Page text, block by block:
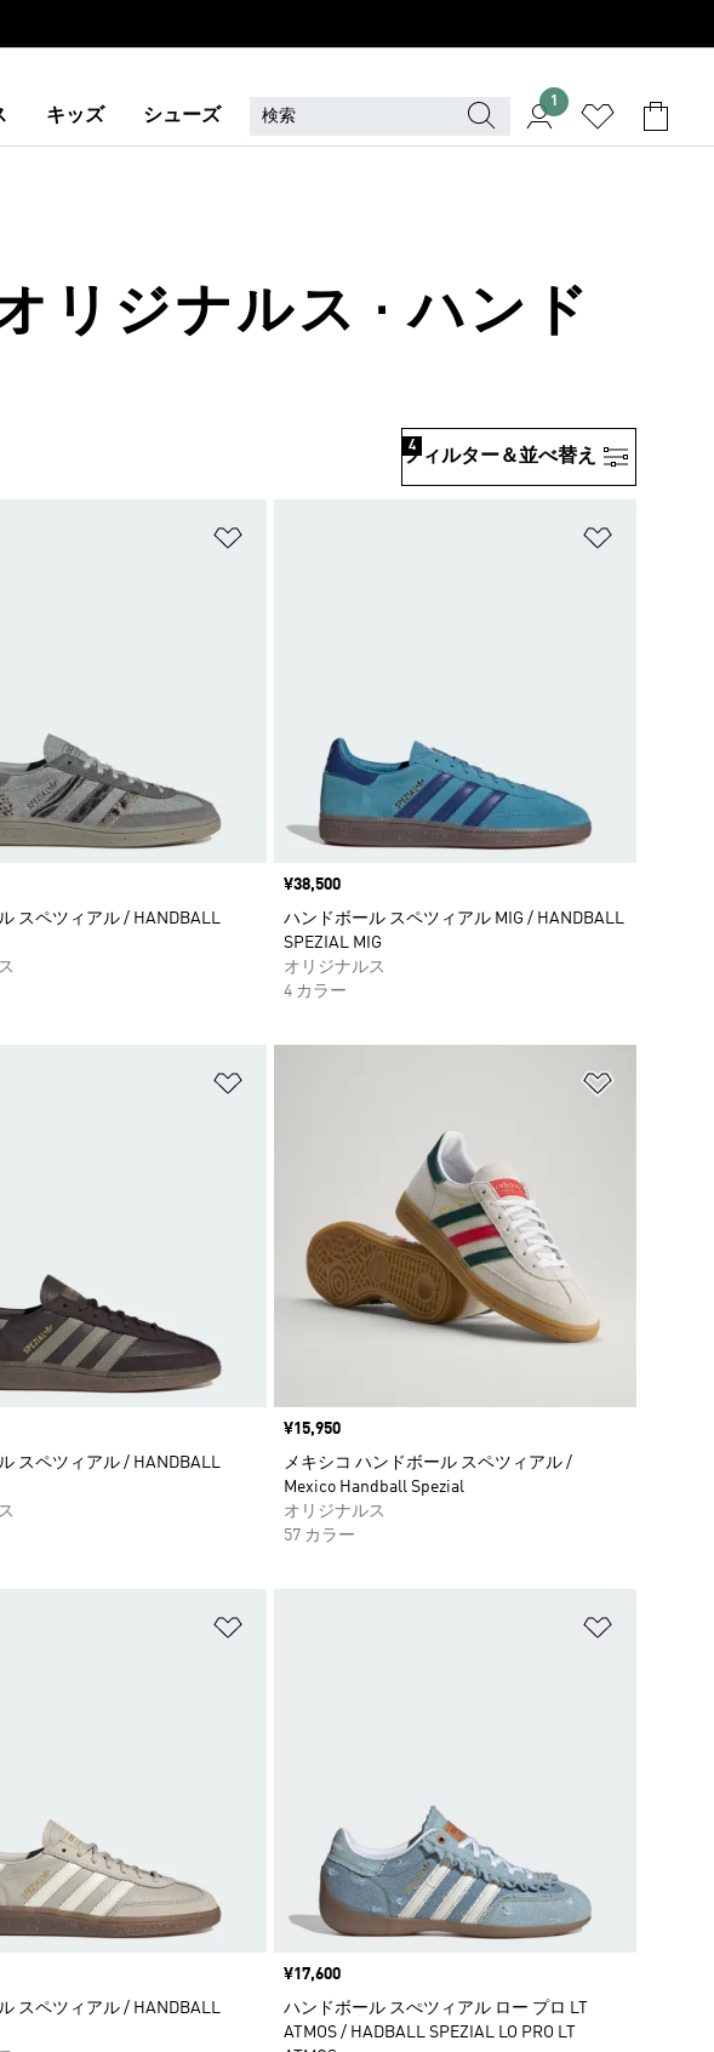
キッズ シューズ
1
リジナルス · ハンド
フィルター＆並べ替え
4
スペツィアル / HANDBALL
価格
¥38,500
ハンドボール スペツィアル MIG / HANDBALL
SPEZIAL MIG
オリジナルス
4 カラー
スペツィアル / HANDBALL
価格
¥15,950
メキシコ ハンドボール スペツィアル /
Mexico Handball Spezial
オリジナルス
57 カラー
スペツィアル / HANDBALL
価格
¥17,600
ハンドボール スぺツィアル ロー プロ LT
ATMOS / HADBALL SPEZIAL LO PRO LT